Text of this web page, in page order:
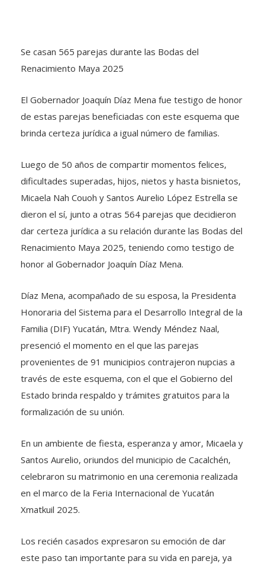
Se casan 565 parejas durante las Bodas del
Renacimiento Maya 2025
El Gobernador Joaquín Díaz Mena fue testigo de honor
de estas parejas beneficiadas con este esquema que
brinda certeza jurídica a igual número de familias.
Luego de 50 años de compartir momentos felices,
dificultades superadas, hijos, nietos y hasta bisnietos,
Micaela Nah Couoh y Santos Aurelio López Estrella se
dieron el sí, junto a otras 564 parejas que decidieron
dar certeza jurídica a su relación durante las Bodas del
Renacimiento Maya 2025, teniendo como testigo de
honor al Gobernador Joaquín Díaz Mena.
Díaz Mena, acompañado de su esposa, la Presidenta
Honoraria del Sistema para el Desarrollo Integral de la
Familia (DIF) Yucatán, Mtra. Wendy Méndez Naal,
presenció el momento en el que las parejas
provenientes de 91 municipios contrajeron nupcias a
través de este esquema, con el que el Gobierno del
Estado brinda respaldo y trámites gratuitos para la
formalización de su unión.
En un ambiente de fiesta, esperanza y amor, Micaela y
Santos Aurelio, oriundos del municipio de Cacalchén,
celebraron su matrimonio en una ceremonia realizada
en el marco de la Feria Internacional de Yucatán
Xmatkuil 2025.
Los recién casados expresaron su emoción de dar
este paso tan importante para su vida en pareja, ya